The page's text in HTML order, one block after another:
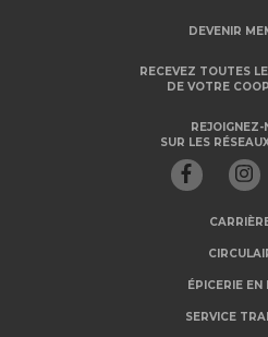
DEVENIR
RECEVEZ TOUTES
DE VOTRE
REJOIGNEZ-
SUR LES
ÉPICERIE EN
SERVICE